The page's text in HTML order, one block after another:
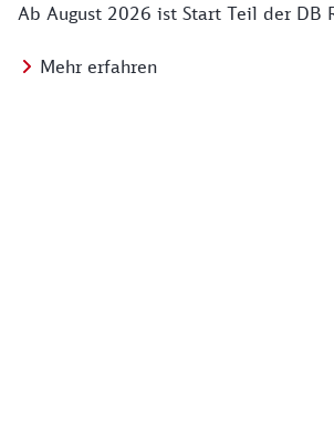
Ab August 2026 ist Start Teil der DB
Mehr erfahren